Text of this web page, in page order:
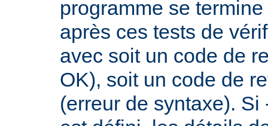
programme se
après ces tests de
avec soit un code de
OK), soit un code de
(erreur de syntaxe).